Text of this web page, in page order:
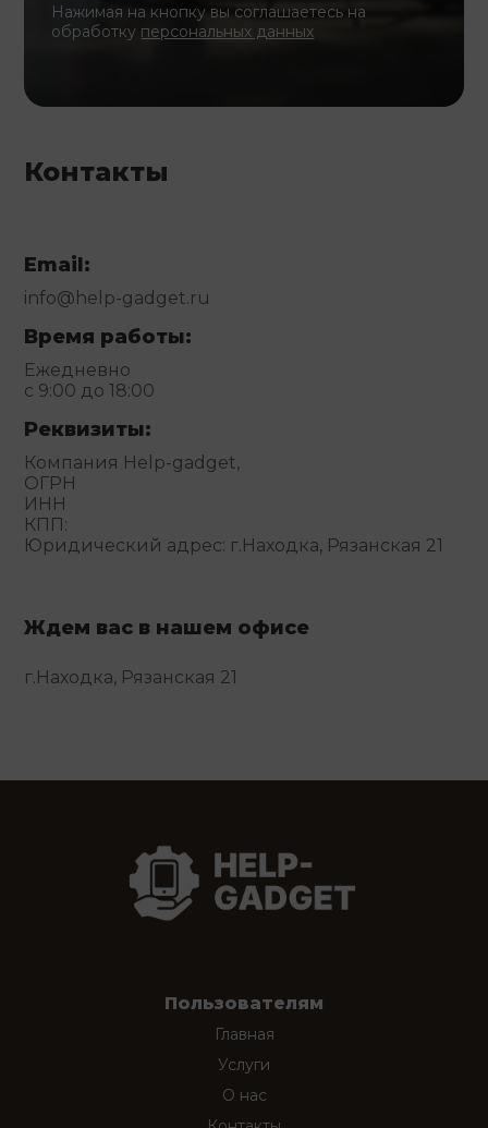
Нажимая на кнопку вы соглашаетесь на
обработку персональных данных
Контакты
Email:
info@help-gadget.ru
Время работы:
Ежедневно
с 9:00 до 18:00
Реквизиты:
Компания Help-gadget,
ОГРН
ИНН
КПП:
Юридический адрес: г.Находка, Рязанская 21
Ждем вас в нашем офисе
г.Находка, Рязанская 21
Пользователям
Главная
Услуги
О нас